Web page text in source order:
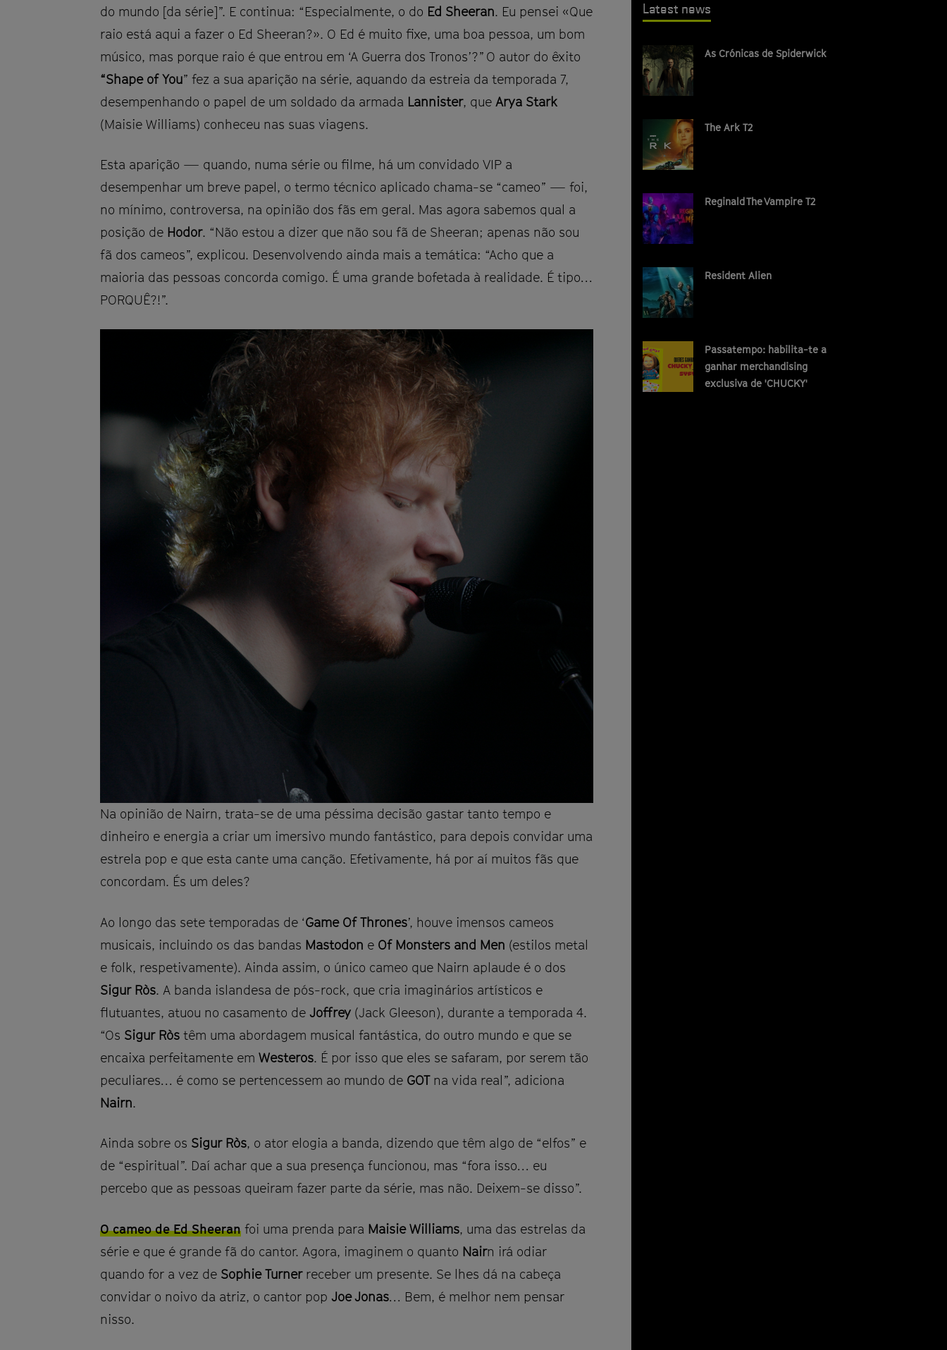
do mundo [da série]”. E continua: “Especialmente, o do Ed Sheeran. Eu pensei «Que
raio está aqui a fazer o Ed Sheeran?». O Ed é muito fixe, uma boa pessoa, um bom
músico, mas porque raio é que entrou em ‘A Guerra dos Tronos’?” O autor do êxito
“Shape of You” fez a sua aparição na série, aquando da estreia da temporada 7,
desempenhando o papel de um soldado da armada Lannister, que Arya Stark
(Maisie Williams) conheceu nas suas viagens.
Esta aparição — quando, numa série ou filme, há um convidado VIP a
desempenhar um breve papel, o termo técnico aplicado chama-se “cameo” — foi,
no mínimo, controversa, na opinião dos fãs em geral. Mas agora sabemos qual a
posição de Hodor. “Não estou a dizer que não sou fã de Sheeran; apenas não sou
fã dos cameos”, explicou. Desenvolvendo ainda mais a temática: “Acho que a
maioria das pessoas concorda comigo. É uma grande bofetada à realidade. É tipo…
PORQUÊ?!”.
Na opinião de Nairn, trata-se de uma péssima decisão gastar tanto tempo e
dinheiro e energia a criar um imersivo mundo fantástico, para depois convidar uma
estrela pop e que esta cante uma canção. Efetivamente, há por aí muitos fãs que
concordam. És um deles?
Ao longo das sete temporadas de ‘Game Of Thrones’, houve imensos cameos
musicais, incluindo os das bandas Mastodon e Of Monsters and Men (estilos metal
e folk, respetivamente). Ainda assim, o único cameo que Nairn aplaude é o dos
Sigur Ròs. A banda islandesa de pós-rock, que cria imaginários artísticos e
flutuantes, atuou no casamento de Joffrey (Jack Gleeson), durante a temporada 4.
“Os Sigur Ròs têm uma abordagem musical fantástica, do outro mundo e que se
encaixa perfeitamente em Westeros. É por isso que eles se safaram, por serem tão
peculiares… é como se pertencessem ao mundo de GOTna vida real”, adiciona
Nairn.
Ainda sobre os Sigur Ròs, o ator elogia a banda, dizendo que têm algo de “elfos” e
de “espiritual”. Daí achar que a sua presença funcionou, mas “fora isso… eu
percebo que as pessoas queiram fazer parte da série, mas não. Deixem-se disso”.
O cameo de Ed Sheeran foi uma prenda para Maisie Williams, uma das estrelas da
série e que é grande fã do cantor. Agora, imaginem o quanto Nairn irá odiar
quando for a vez de Sophie Turnerreceber um presente. Se lhes dá na cabeça
convidar o noivo da atriz, o cantor pop Joe Jonas… Bem, é melhor nem pensar
nisso.
Latest news
As Crónicas de Spiderwick
The Ark T2
Reginald The Vampire T2
Resident Alien
Passatempo: habilita-te a
ganhar merchandising
exclusiva de 'CHUCKY'